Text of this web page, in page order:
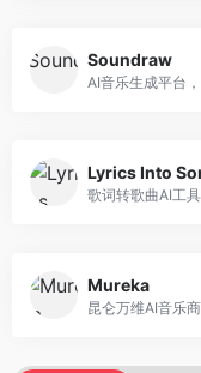
Soundraw
Mureka